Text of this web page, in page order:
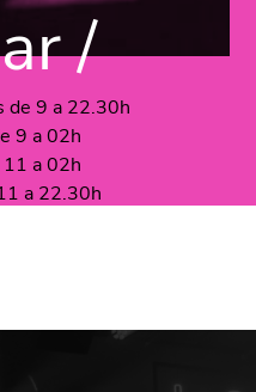
/
de 9 a 22.30h
9 a 02h
a 02h
a 22.30h